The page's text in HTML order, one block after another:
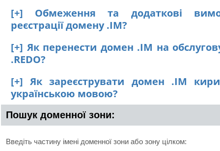
[+] Обмеження та додаткові
реєстрації домену .IM?
[+] Як перенести домен .IM на
.REDO?
[+] Як зареєструвати домен .IM
українською мовою?
Пошук доменної зони:
Введіть частину імені доменної зони або зону цілком: